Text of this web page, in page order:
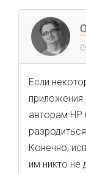
Если
приложения
авторам HP
Конечно,
им никто не